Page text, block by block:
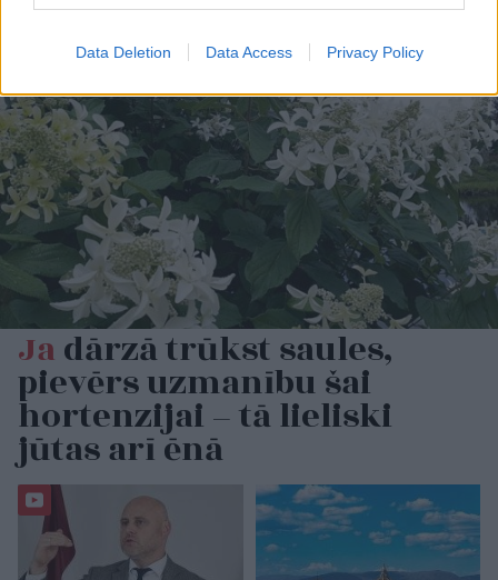
Data Deletion Data Access Privacy Policy
Jadārzā trūkst saules,
pievērs uzmanību šai
hortenzijai – tā lieliski
jūtas arī ēnā